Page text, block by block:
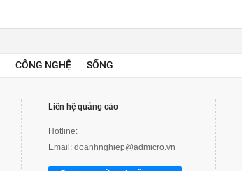
CÔNG NGHỆ SỐNG
Liên hệ quảng cáo
Hotline:
Email: doanhnghiep@admicro.vn